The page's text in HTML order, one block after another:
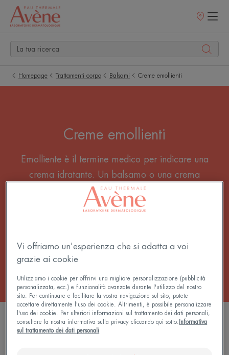
Punti
Homepage Trattamenti corpo Balsami Creme emollienti
Creme emollienti
Emolliente è il termine medico per indicare una
crema idratante. Un balsamo o una crema
emolliente è particolarmente raccomandato per la
dermatite atopica. L'applicazione quotidiana di un
Tutti i Balsami
0 risultato "Creme emollienti"
Vi offriamo un'esperienza che si adatta a voi
grazie ai cookie
Utilizziamo i cookie per offrirvi una migliore personalizzazione (pubblicità
personalizzata, ecc.) e funzionalità avanzate durante l'utilizzo del nostro
sito. Per continuare e facilitare la vostra navigazione sul sito, potete
accettare direttamente l'uso dei cookie. Altrimenti, è possibile personalizzare
l'uso dei cookie. Per ulteriori informazioni sul trattamento dei dati personali,
consultare la nostra informativa sulla privacy cliccando qui sotto: Informativa
sul trattamento dei dati personali